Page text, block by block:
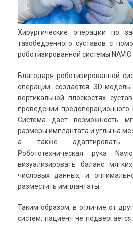
Хирургические операции по
тазобедренного суставов с
роботизированной системы NAVIO
Благодаря роботизированной
операции создается 3D-
вертикальной плоскостях
проведении предоперационного
Система дает возможность
размеры имплантата и углы на
а также адаптировать
Робототехническая рука
визуализировать баланс
числовых данных, и
разместить имплантаты.
Таким образом, в отличие от
систем, пациент не